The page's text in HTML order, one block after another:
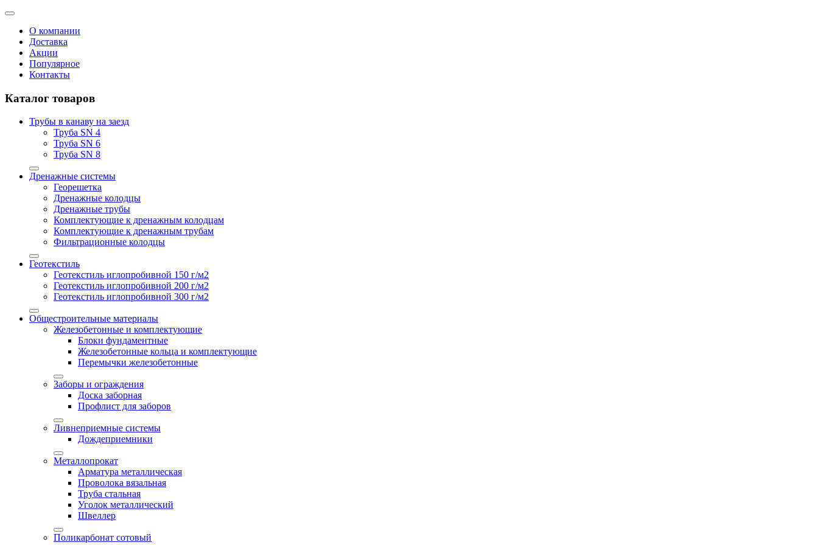
О компании
Доставка
Акции
Популярное
Контакты
Каталог товаров
Трубы в канаву на заезд
Труба SN 4
Труба SN 6
Труба SN 8
Дренажные системы
Георешетка
Дренажные колодцы
Дренажные трубы
Комплектующие к дренажным колодцам
Комплектующие к дренажным трубам
Фильтрационные колодцы
Геотекстиль
Геотекстиль иглопробивной 150 г/м2
Геотекстиль иглопробивной 200 г/м2
Геотекстиль иглопробивной 300 г/м2
Общестроительные материалы
Железобетонные и комплектующие
Блоки фундаментные
Железобетонные кольца и комплектующие
Перемычки железобетонные
Заборы и ограждения
Доска заборная
Профлист для заборов
Ливнеприемные системы
Дождеприемники
Металлопрокат
Арматура металлическая
Проволока вязальная
Труба стальная
Уголок металлический
Швеллер
Поликарбонат сотовый